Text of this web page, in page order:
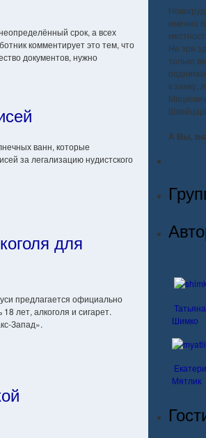
срок, а всех
комментирует это тем, что
документов, нужно
ванн, которые
за легализацию нудистского
для
предлагается официально
лет, алкоголя и сигарет.
Запад».
именно
Не зря
только
к замку,
А Вы,
Татьяна
Шимко
Мятлик